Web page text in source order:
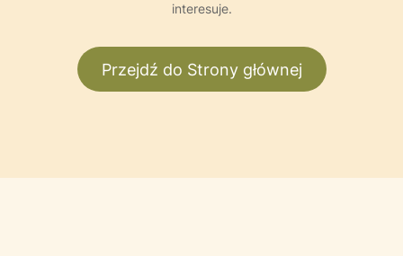
interesuje.
Przejdź do Strony głównej